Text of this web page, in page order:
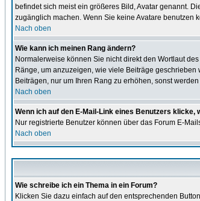
befindet sich meist ein größeres Bild, Avatar genannt.
zugänglich machen. Wenn Sie keine Avatare benutzen
Nach oben
Wie kann ich meinen Rang ändern?
Normalerweise können Sie nicht direkt den Wortlaut
Ränge, um anzuzeigen, wie viele Beiträge
Beiträgen, nur um Ihren Rang zu erhöhen, sonst
Nach oben
Wenn ich auf den E-Mail-Link eines Benutzers
Nur registrierte Benutzer können über das Forum E-
Nach oben
Wie schreibe ich ein Thema in ein Forum?
Klicken Sie dazu einfach auf den entsprechenden